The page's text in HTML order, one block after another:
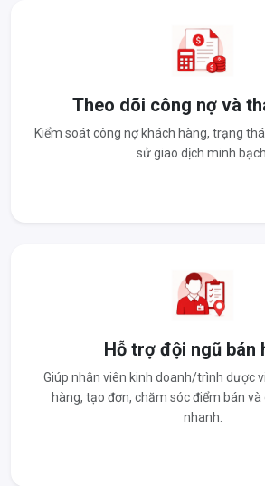
Theo dõi công nợ và
Kiểm soát công nợ khách hàng, trạng
sử giao dịch minh bạch.
Hỗ trợ đội ngũ bán
Giúp nhân viên kinh doanh/trình dược
hàng, tạo đơn, chăm sóc điểm bán
nhanh.